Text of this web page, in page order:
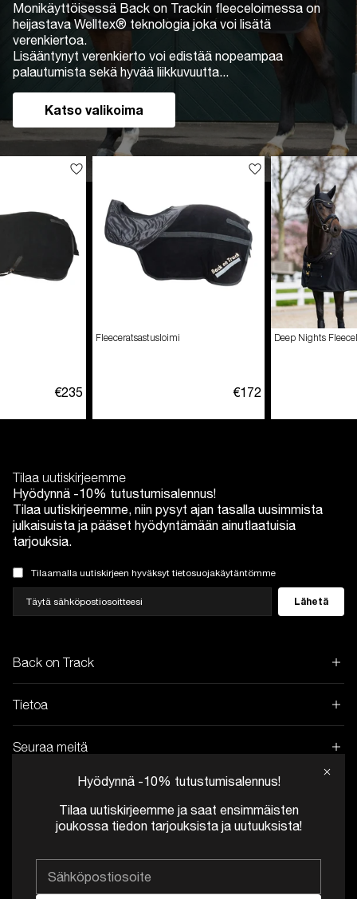
Hyödynnä -10% tutustumisalennus!
Tilaa uutiskirjeemme ja saat ensimmäisten
joukossa tiedon tarjouksista ja uutuuksista!
Monikäyttöisessä Back on Trackin fleeceloimessa on
heijastava Welltex® teknologia joka voi lisätä
verenkiertoa.
Lisääntynyt verenkierto voi edistää nopeampaa
palautumista sekä hyvää liikkuvuutta...
Katso valikoima
€235
Fleeceratsastusloimi
€172
Deep Nights
Tilaa uutiskirjeemme
Hyödynnä -10% tutustumisalennus!
Tilaa uutiskirjeemme, niin pysyt ajan tasalla uusimmista
julkaisuista ja pääset hyödyntämään ainutlaatuisia
tarjouksia.
Tilaamalla uutiskirjeen hyväksyt tietosuojakäytäntömme
Lähetä
Back on Track
Tietoa
Seuraa meitä
Osto ja toimitus